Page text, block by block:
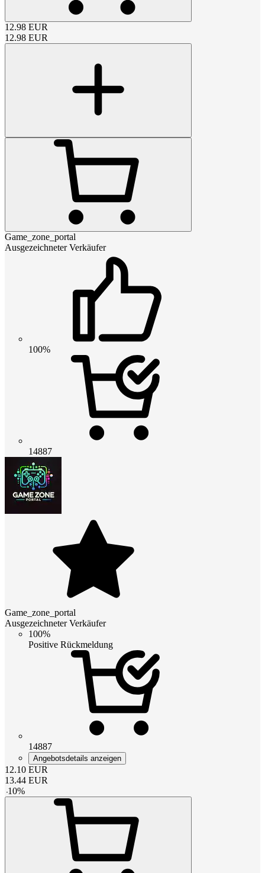
12.98 EUR
12.98 EUR
Game_zone_portal
Ausgezeichneter Verkäufer
100%
14887
Game_zone_portal
Ausgezeichneter Verkäufer
100%
Positive Rückmeldung
14887
Angebotsdetails anzeigen
12.10 EUR
13.44 EUR
-10%